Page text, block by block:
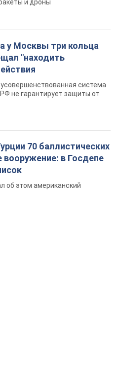
70 баллистических
в Госдепе
об этом американский